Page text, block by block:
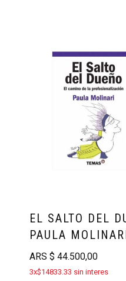
EL SALTO DEL
PAULA
ARS$ 44.500,00
3x$14833.33 sin interes